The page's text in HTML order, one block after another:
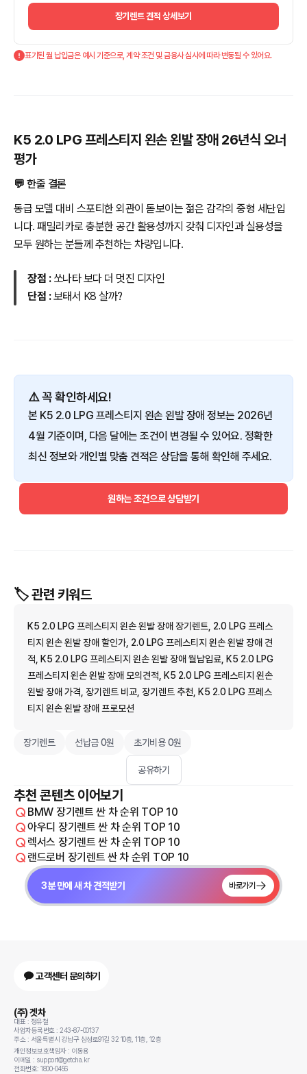
장기렌트 견적 상세보기
표기된 월 납입금은 예시 기준으로, 계약 조건 및 금융사 심사에 따라 변동될 수 있어요.
K5 2.0 LPG 프레스티지 왼손 왼발 장애 26년식 오너
평가
💬 한줄 결론
동급 모델 대비 스포티한 외관이 돋보이는 젊은 감각의 중형 세단입
니다. 패밀리카로 충분한 공간 활용성까지 갖춰 디자인과 실용성을
모두 원하는 분들께 추천하는 차량입니다.
장점 : 쏘나타 보다 더 멋진 디자인
단점 :보태서 K8 살까?
⚠️ 꼭 확인하세요!
본 K5 2.0 LPG 프레스티지 왼손 왼발 장애 정보는 2026년
4월 기준이며, 다음 달에는 조건이 변경될 수 있어요. 정확한
최신 정보와 개인별 맞춤 견적은 상담을 통해 확인해 주세요.
원하는 조건으로 상담받기
🏷️ 관련 키워드
K5 2.0 LPG 프레스티지 왼손 왼발 장애 장기렌트, 2.0 LPG 프레스
티지 왼손 왼발 장애 할인가, 2.0 LPG 프레스티지 왼손 왼발 장애 견
적, K5 2.0 LPG 프레스티지 왼손 왼발 장애 월납입료, K5 2.0 LPG
프레스티지 왼손 왼발 장애 모의견적, K5 2.0 LPG 프레스티지 왼손
왼발 장애 가격, 장기렌트 비교, 장기렌트 추천, K5 2.0 LPG 프레스
티지 왼손 왼발 장애 프로모션
장기렌트 선납금 0원 초기비용 0원
공유하기
추천 콘텐츠 이어보기
BMW 장기렌트 싼 차 순위 TOP 10
아우디 장기렌트 싼 차 순위 TOP 10
렉서스 장기렌트 싼 차 순위 TOP 10
랜드로버 장기렌트 싼 차 순위 TOP 10
3분 만에 새 차 견적받기 바로가기
고객센터 문의하기
(주) 겟차
대표 : 정유철
사업자등록번호 : 243-87-00137
주소 : 서울특별시 강남구 삼성로91길 32 10층, 11층, 12층
개인정보보호책임자 : 이동용
이메일 : support@getcha.kr
전화번호: 1800-0456